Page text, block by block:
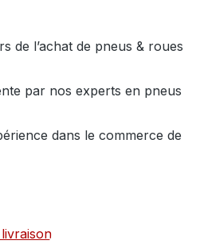
de l’achat de pneus & roues
par nos experts en pneus
dans le commerce de